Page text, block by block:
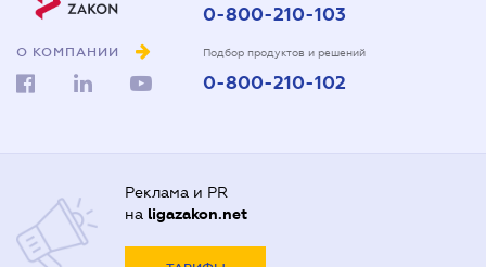
О КОМПАНИИ
0-800-210-103
Подбор продуктов и решений
0-800-210-102
Реклама и PR
на ligazakon.net